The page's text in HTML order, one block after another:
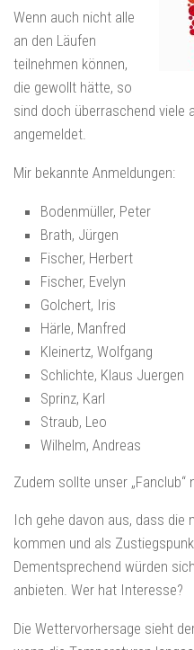
Wenn auch nicht alle
an den Läufen
teilnehmen können,
die gewollt hätte, so
sind doch überraschend viele
angemeldet.
Mir bekannte Anmeldungen:
Bodenmüller, Peter
Brath, Jürgen
Fischer, Herbert
Fischer, Evelyn
Golchert, Iris
Härle, Manfred
Kleinertz, Wolfgang
Schlichte, Klaus Juergen
Sprinz, Karl
Straub, Leo
Wilhelm, Andreas
Zudem sollte unser
Ich gehe davon aus, dass die
kommen und als
Dementsprechend würden
anbieten. Wer hat Interesse?
Die Wettervorhersage sieht